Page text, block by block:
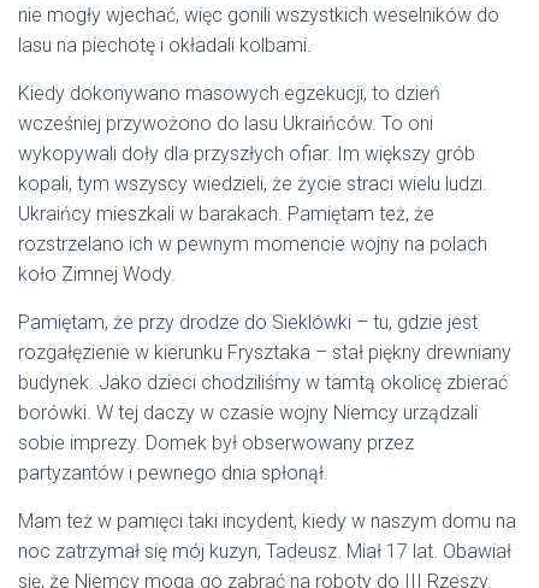
nie mogły wjechać, więc gonili wszystkich weselników do
lasu na piechotę i okładali kolbami.
Kiedy dokonywano masowych egzekucji, to dzień
wcześniej przywożono do lasu Ukraińców. To oni
wykopywali doły dla przyszłych ofiar. Im większy grób
kopali, tym wszyscy wiedzieli, że życie straci wielu ludzi.
Ukraińcy mieszkali w barakach. Pamiętam też, że
rozstrzelano ich w pewnym momencie wojny na polach
koło Zimnej Wody.
Pamiętam, że przy drodze do Sieklówki – tu, gdzie jest
rozgałęzienie w kierunku Frysztaka – stał piękny drewniany
budynek. Jako dzieci chodziliśmy w tamtą okolicę zbierać
borówki. W tej daczy w czasie wojny Niemcy urządzali
sobie imprezy. Domek był obserwowany przez
partyzantów i pewnego dnia spłonął.
Mam też w pamięci taki incydent, kiedy w naszym domu na
noc zatrzymał się mój kuzyn, Tadeusz. Miał 17 lat. Obawiał
się, że Niemcy mogą go zabrać na roboty do III Rzeszy.